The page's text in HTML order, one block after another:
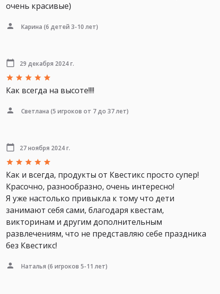
очень красивые)
Карина (6 детей 3-10 лет)
29 декабря 2024 г.
Как всегда на высоте!!!!
Светлана (5 игроков от 7 до 37 лет)
27 ноября 2024 г.
Как и всегда, продукты от Квестикс просто супер!
Красочно, разнообразно, очень интересно!
Я уже настолько привыкла к тому что дети
занимают себя сами, благодаря квестам,
викторинам и другим дополнительным
развлечениям, что не представляю себе праздника
без Квестикс!
Наталья (6 игроков 5-11 лет)